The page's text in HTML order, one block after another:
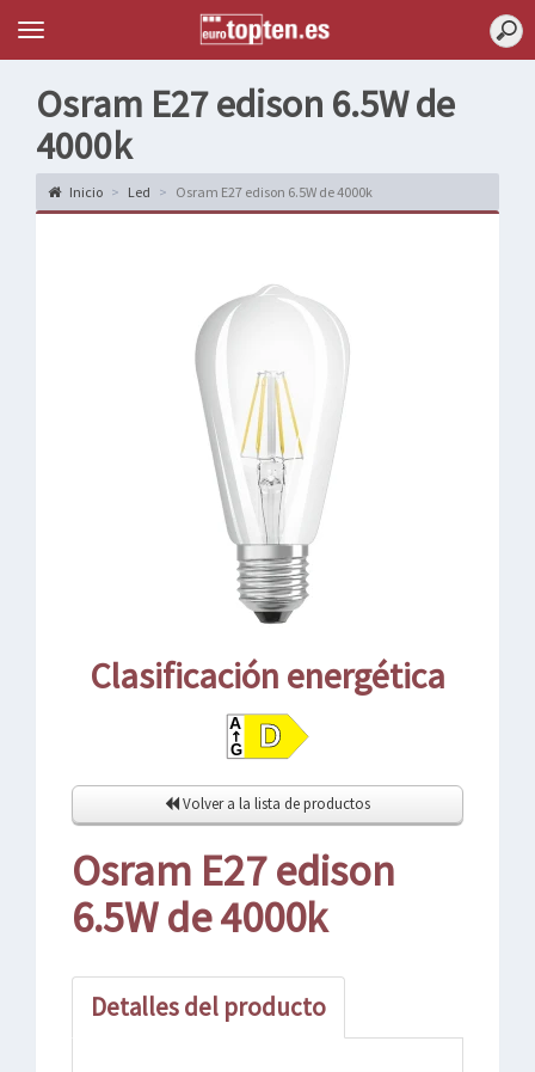
Topten
Menu
Osram E27 edison 6.5W de
4000k
Inicio Led Osram E27 edison 6.5W de 4000k
Clasificación energética
Volver a la lista de productos
Osram E27 edison
6.5W de 4000k
Detalles del producto